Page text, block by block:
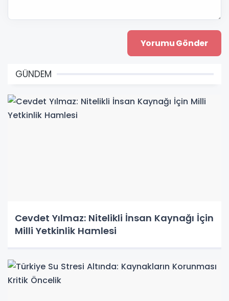
GÜNDEM
Cevdet Yılmaz: Nitelikli İnsan Kaynağı İçin
Milli Yetkinlik Hamlesi